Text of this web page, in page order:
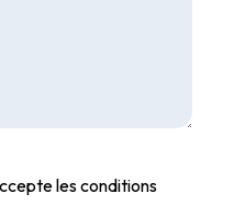
les conditions